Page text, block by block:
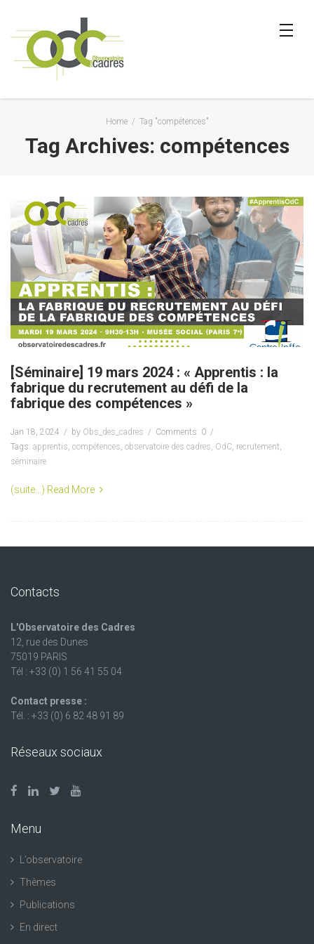
Home / Tag "compétences"
Tag Archives: compétences
[Séminaire] 19 mars 2024 : « Apprentis : la
fabrique du recrutement au défi de la
fabrique des compétences »
Jan 18, 2024 by Obs_des_cadres
Comments: 0
Tags: apprentis, compétences, observatoire des cadres, OdC, recrutement,
séminaire
(suite…) Read More
Contacts
L'Observatoire des Cadres
12, rue des Dunes
75019 PARIS
Tél : +33 (0) 1 56 41 55 04
Contact presse :
Tél. : +33 (0) 6 82 48 91 89
Réseaux sociaux
Menu
L’observatoire
Thèmes
Publications
En direct